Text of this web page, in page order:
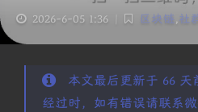
2026-6-05 1:36 区块链,社
本文最后更新于 66
经过时，如有错误请联系